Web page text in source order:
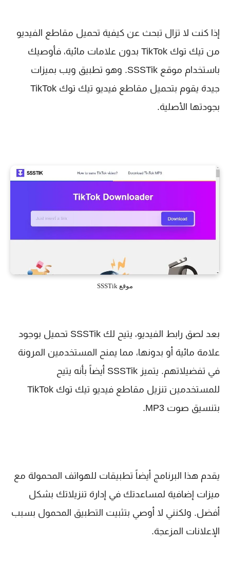
إذا كنت لا تزال تبحث عن كيفية تحميل مقاطع الفيديو
من تيك توك TikTok بدون علامات مائية، فأوصيك
باستخدام موقع SSSTik. وهو تطبيق ويب بميزات
جيدة يقوم بتحميل مقاطع فيديو تيك توك TikTok
بجودتها الأصلية.
موقع SSSTik
بعد لصق رابط الفيديو، يتيح لك SSSTik تحميل بوجود
علامة مائية أو بدونها، مما يمنح المستخدمين المرونة
في تفضيلاتهم. يتميز SSSTik أيضاً بأنه يتيح
للمستخدمين تنزيل مقاطع فيديو تيك توك TikTok
بتنسيق صوت MP3.
يقدم هذا البرنامج أيضاً تطبيقات للهواتف المحمولة مع
ميزات إضافية لمساعدتك في إدارة تنزيلاتك بشكل
أفضل. ولكنني لا أوصي بتثبيت التطبيق المحمول بسبب
الإعلانات المزعجة.